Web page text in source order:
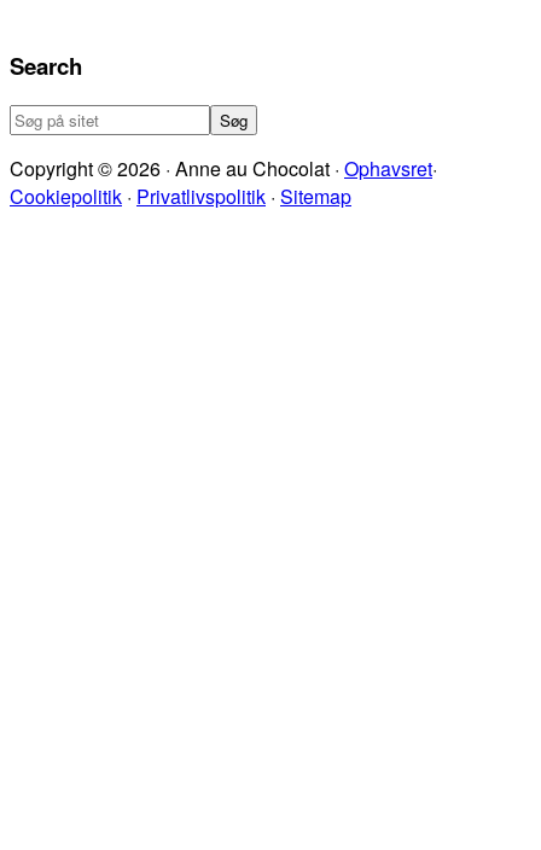
Search
Søg
sitet
Copyright © 2026 · Anne au Chocolat · Ophavsret·
Cookiepolitik · Privatlivspolitik · Sitemap